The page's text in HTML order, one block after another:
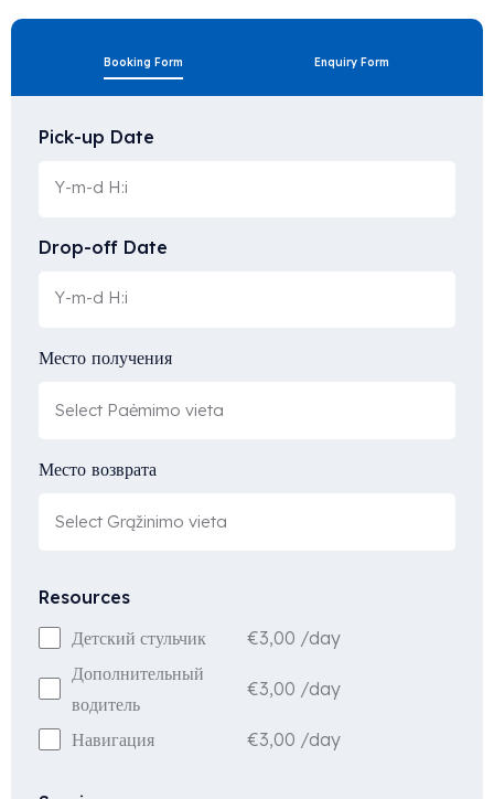
Booking Form Enquiry Form
Pick-up Date
Drop-off Date
Место получения
Место возврата
Resources
Детский стульчик
€3,00 /day
Дополнительный
водитель
€3,00 /day
Навигация €3,00 /day